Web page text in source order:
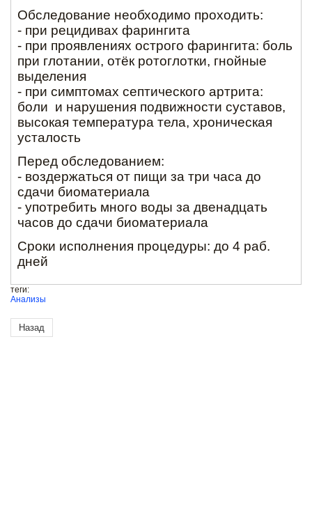
Обследование необходимо проходить:
- при рецидивах фарингита
- при проявлениях острого фарингита: боль
при глотании, отёк ротоглотки, гнойные
выделения
- при симптомах септического артрита:
боли и нарушения подвижности суставов,
высокая температура тела, хроническая
усталость
Перед обследованием:
- воздержаться от пищи за три часа до
сдачи биоматериала
- употребить много воды за двенадцать
часов до сдачи биоматериала
Сроки исполнения процедуры: до 4 раб.
дней
теги:
Анализы
Назад